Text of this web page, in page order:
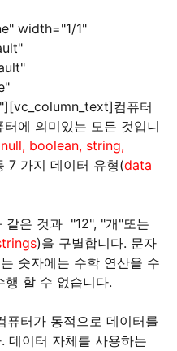
width="1/1"
컴퓨터
터에 의미있는 모든 것입니
boolean, string,
7 가지 데이터 유형(data
같은 것과 "12", "개"또는
)을 구별합니다. 문자
숫자에는 수학 연산을 수
행 할 수 없습니다.
퓨터가 동적으로 데이터를
데이터 자체를 사용하는